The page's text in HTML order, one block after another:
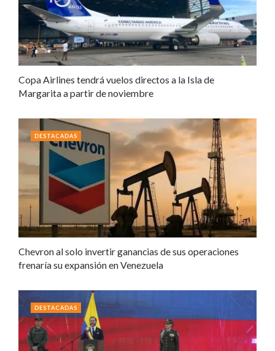
Copa Airlines tendrá vuelos directos a la Isla de
Margarita a partir de noviembre
Chevron al solo invertir ganancias de sus operaciones
frenaría su expansión en Venezuela
DESTACADAS
DESTACADAS